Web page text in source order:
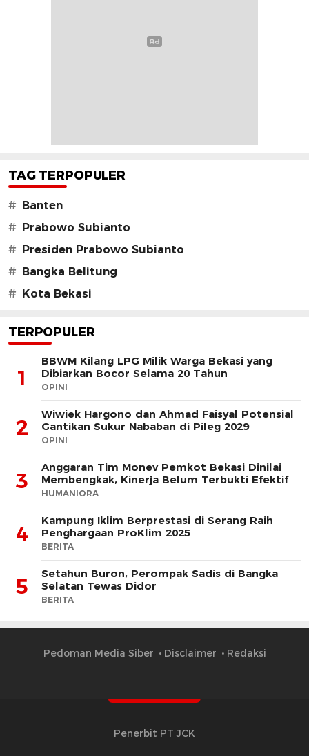
TAG TERPOPULER
# Banten
# Prabowo Subianto
# Presiden Prabowo Subianto
# Bangka Belitung
# Kota Bekasi
TERPOPULER
1
BBWM Kilang LPG Milik Warga Bekasi yang
Dibiarkan Bocor Selama 20 Tahun
OPINI
2
Wiwiek Hargono dan Ahmad Faisyal Potensial
Gantikan Sukur Nababan di Pileg 2029
OPINI
3
Anggaran Tim Monev Pemkot Bekasi Dinilai
Membengkak, Kinerja Belum Terbukti Efektif
HUMANIORA
4
Kampung Iklim Berprestasi di Serang Raih
Penghargaan ProKlim 2025
BERITA
5
Setahun Buron, Perompak Sadis di Bangka
Selatan Tewas Didor
BERITA
Pedoman Media Siber Disclaimer Redaksi
Penerbit PT JCK